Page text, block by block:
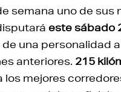
semana uno de sus
este sábado
una personalidad
anteriores. 215
mejores